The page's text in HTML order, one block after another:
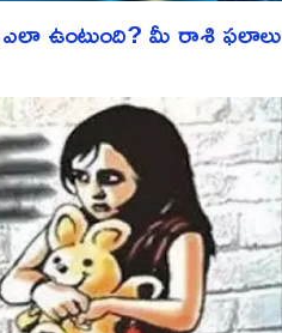
ఎలా ఉంటుంది? మీ రాశి ఫలాలు